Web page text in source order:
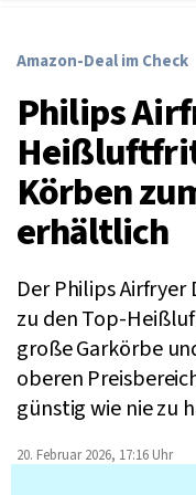
Amazon-Deal im Check
Philips
Körben
erhältlich
Der Philips Airfryer
zu den Top-
große Garkörbe
oberen
günstig wie nie zu
20. Februar 2026, 17:16 Uhr